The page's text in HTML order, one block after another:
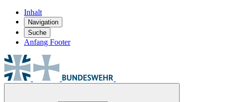
Inhalt
Navigation
Suche
Anfang Footer